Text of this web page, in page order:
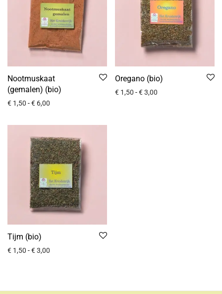
Nootmuskaat
(gemalen) (bio)
€ 1,50 -€ 6,00
Oregano (bio)
€ 1,50 -€3,00
Tijm (bio)
€ 1,50 -€3,00